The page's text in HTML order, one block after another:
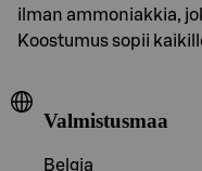
ilman ammoniakkia,
Koostumus sopii
Valmistusmaa
Belgia